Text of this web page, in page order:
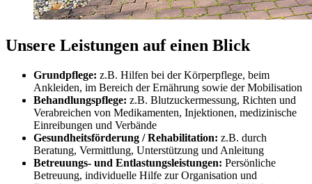
Unsere Leistungen auf einen Blick
Grundpflege: z.B. Hilfen bei der Körperpflege, beim
Ankleiden, im Bereich der Ernährung sowie der Mobilisation
Behandlungspflege: z.B. Blutzuckermessung, Richten und
Verabreichen von Medikamenten, Injektionen, medizinische
Einreibungen und Verbände
Gesundheitsförderung / Rehabilitation: z.B. durch
Beratung, Vermittlung, Unterstützung und Anleitung
Betreuungs- und Entlastungsleistungen: Persönliche
Betreuung, individuelle Hilfe zur Organisation und